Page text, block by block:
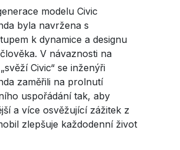
modelu Civic
byla navržena s
k dynamice a designu
V návaznosti na
Civic“ se inženýři
zaměřili na prolnutí
uspořádání tak, aby
a více osvěžující zážitek z
zlepšuje každodenní život